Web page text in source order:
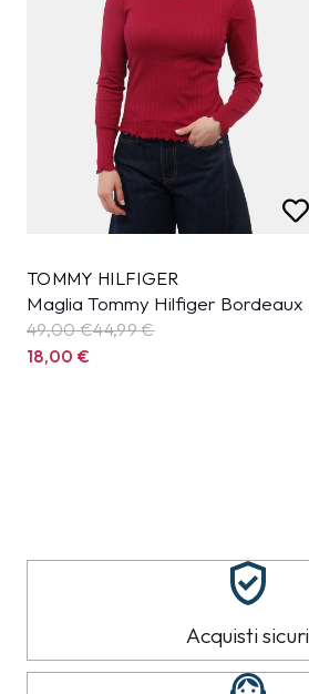
TOMMY HILFIGER
Maglia Tommy Hilfiger Bordeaux
49,00 €44,99€
18,00€
Acquisti sicuri